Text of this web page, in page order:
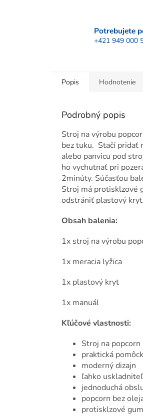
Potrebujete
+421 949 000
Popis Hodnotenie
Podrobný popis
Stroj na výrobu
bez tuku. Stačí pridať
alebo panvicu pod
ho vychutnať pri
2minúty. Súčasťou
Stroj má protisklzové
odstrániť plastový kryt
Obsah balenia:
1x stroj na výrobu
1x meracia lyžica
1x plastový kryt
1x manuál
Kľúčové vlastnosti:
Stroj na popcorn
praktická
moderný dizajn
ľahko
jednoduchá
popcorn bez
protisklzové